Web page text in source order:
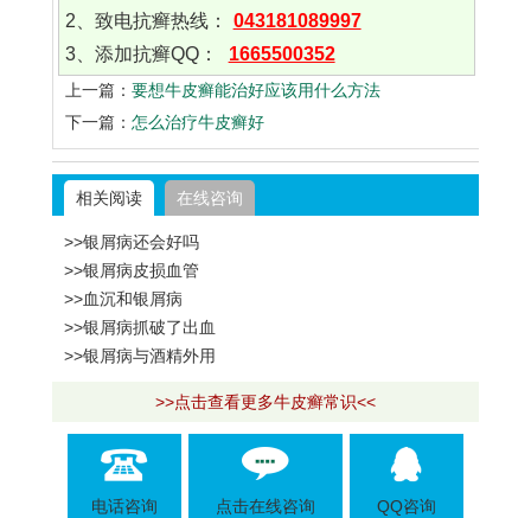
2、致电抗癣热线：
043181089997
3、添加抗癣QQ：
1665500352
上一篇： 要想牛皮癣能治好应该用什么方法
下一篇： 怎么治疗牛皮癣好
相关阅读 在线咨询
>>银屑病还会好吗
>>银屑病皮损血管
>>血沉和银屑病
>>银屑病抓破了出血
>>银屑病与酒精外用
>>点击查看更多牛皮癣常识<<
电话咨询 点击在线咨询 QQ咨询